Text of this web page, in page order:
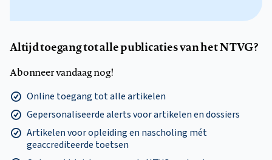
Altijd toegang tot alle publicaties van het NTVG?
Abonneer vandaag nog!
Online toegang tot alle artikelen
Gepersonaliseerde alerts voor artikelen en dossiers
Artikelen voor opleiding en nascholing mét
geaccrediteerde toetsen